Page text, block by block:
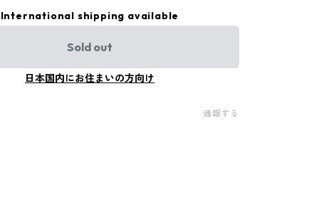
International shipping available
Sold out
日本国内にお住まいの方向け
通報する